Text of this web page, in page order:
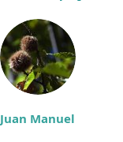
Juan Manuel